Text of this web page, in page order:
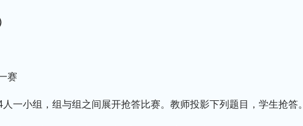
赛
一小组，组与组之间展开抢答比赛。教师投影下列题目，学生抢答。